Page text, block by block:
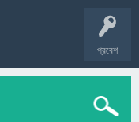
প্রবেশ